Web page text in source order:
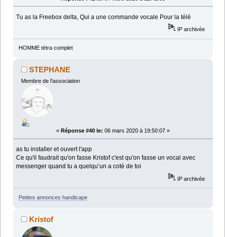
Tu as la Freebox delta, Qui a une commande vocale Pour la télé
IP archivée
HOMME tétra complet
STEPHANE
Membre de l'association
« Réponse #40 le: 06 mars 2020 à 19:50:07 »
as tu installer et ouvert l'app
Ce qu'il faudrait qu'on fasse Kristof c'est qu'on fasse un vocal avec
messenger quand tu a quelqu’un a coté de toi
IP archivée
Petites annonces handicape
Kristof